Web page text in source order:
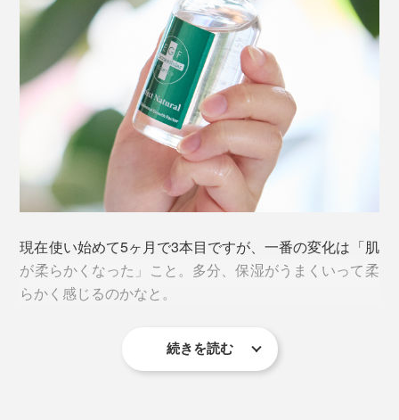
が実証されました。
実験は32～62歳の12名で行い、「EGF」により新生細
胞の成長が平均284％促進したことが確認されていま
成分ごとに「自然由来指数」を計算し、植物由来であっ
ても、化学的処理や加工が50％を超える場合には「自然
由来」として認められないそう。
化粧品において、全成分を「自然由来」で構成すること
は、かなりの高いハードル。非自然由来成分を用いるこ
とで容易に解決できる課題を、自然由来成分のみで実現
するために、膨大な時間と研究が必要になるのだとか。
現在使い始めて5ヶ月で3本目ですが、一番の変化は「肌
が柔らかくなった」こと。多分、保湿がうまくいって柔
らかく感じるのかなと。
シミもしわもたるみありますが、保湿されているとそれ
続きを読む